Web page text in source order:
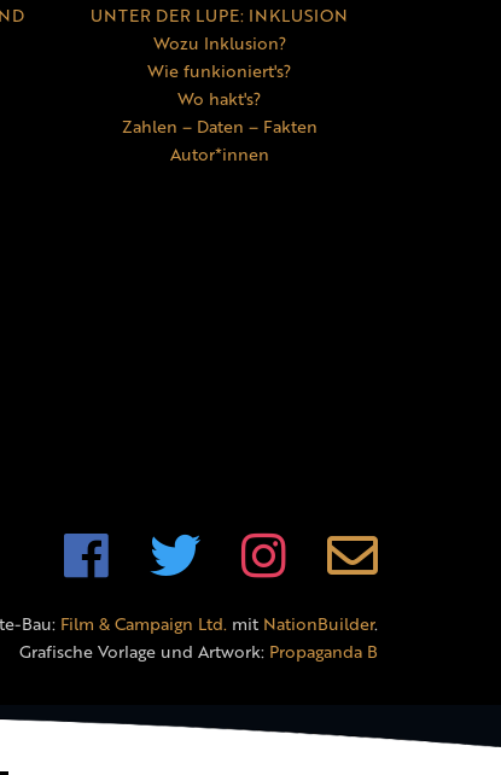
UNTER DER LUPE: INKLUSION
Wozu Inklusion?
Wie funkioniert's?
Wo hakt's?
Zahlen – Daten – Fakten
Autor*innen
Bau: Film & Campaign Ltd. mit NationBuilder.
Grafische Vorlage und Artwork: Propaganda B